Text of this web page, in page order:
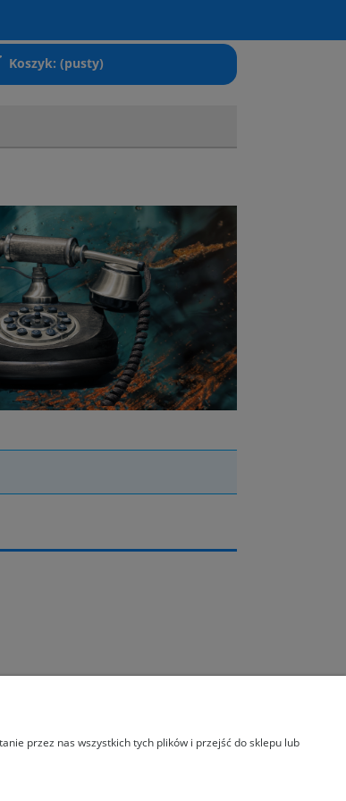
Koszyk: (pusty)
przez nas wszystkich tych plików i przejść do sklepu lub